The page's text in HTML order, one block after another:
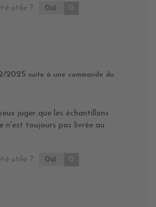
utile ? Oui 0
2025 suite à une commande du
juger que les échantillons
n'est toujours pas livrée au
utile ? Oui 0